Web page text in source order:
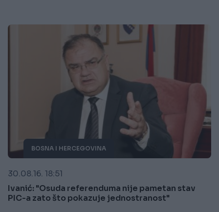
BOSNA I HERCEGOVINA
30.08.16. 18:51
Ivanić: "Osuda referenduma nije pametan stav
PIC-a zato što pokazuje jednostranost"